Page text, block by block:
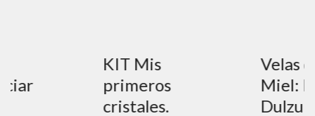
KIT Mis
primeros
cristales.
Velas
Miel: La
Dulzura